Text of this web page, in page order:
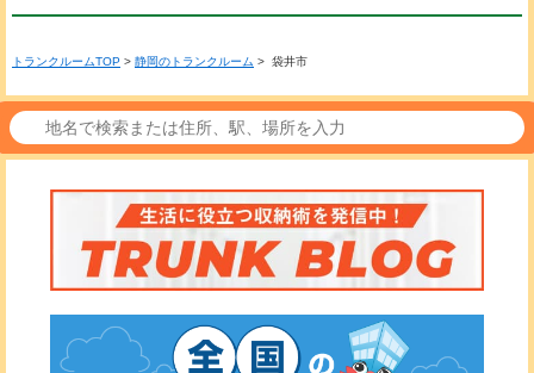
トランクルームTOP > 静岡のトランクルーム > 袋井市